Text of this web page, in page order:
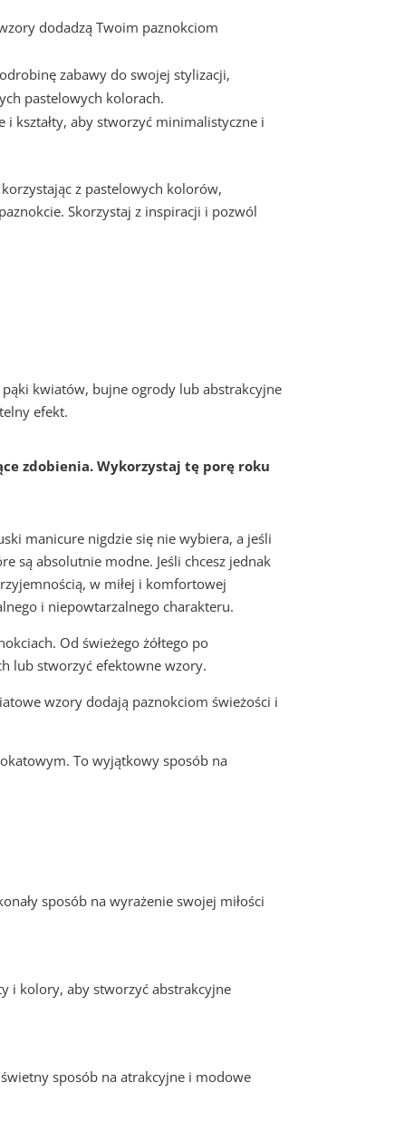
dodadzą Twoim paznokciom
zabawy do swojej stylizacji,
pastelowych kolorach.
i kształty, aby stworzyć minimalistyczne i
z pastelowych kolorów,
Skorzystaj z inspiracji i pozwól
kwiatów, bujne ogrody lub abstrakcyjne
efekt.
zdobienia. Wykorzystaj tę porę roku
manicure nigdzie się nie wybiera, a jeśli
są absolutnie modne. Jeśli chcesz jednak
w miłej i komfortowej
i niepowtarzalnego charakteru.
Od świeżego żółtego po
lub stworzyć efektowne wzory.
wzory dodają paznokciom świeżości i
To wyjątkowy sposób na
sposób na wyrażenie swojej miłości
i kolory, aby stworzyć abstrakcyjne
sposób na atrakcyjne i modowe